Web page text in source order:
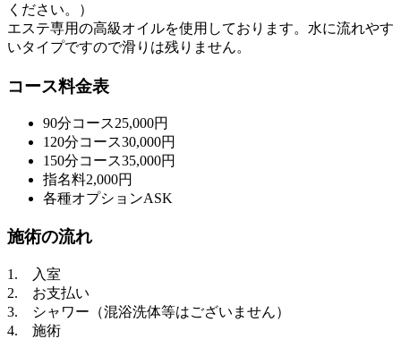
ください。）
エステ専用の高級オイルを使用しております。水に流れやす
いタイプですので滑りは残りません。
コース料金表
90分コース25,000円
120分コース30,000円
150分コース35,000円
指名料2,000円
各種オプションASK
施術の流れ
1. 入室
2. お支払い
3. シャワー（混浴洗体等はございません）
4. 施術